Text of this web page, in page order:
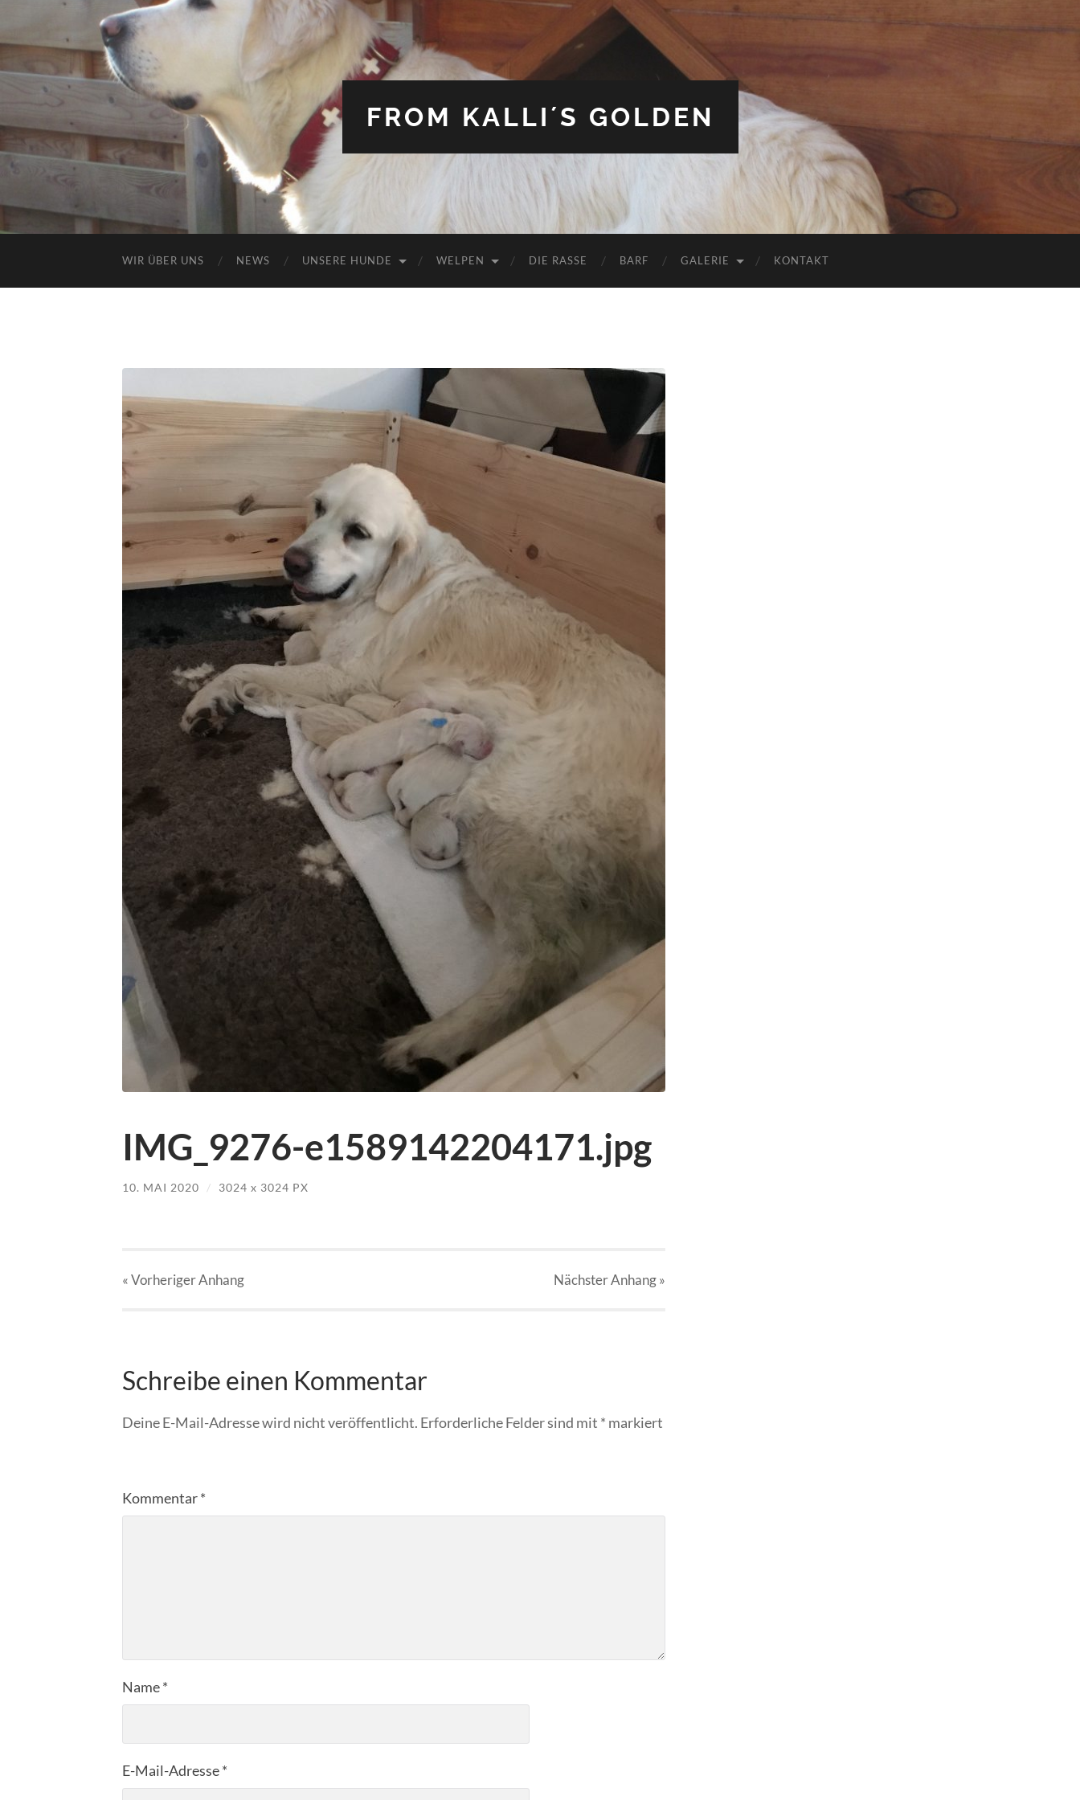
FROM KALLI´S GOLDEN
WIR ÜBER UNS NEWS UNSERE HUNDE WELPEN DIE RASSE BARF GALERIE KONTAKT
IMG_9276-e1589142204171.jpg
10. MAI 2020 / 3024 x 3024 PX
« VorherigerAnhang NächsterAnhang»
Schreibe einen Kommentar
Deine E-Mail-Adresse wird nicht veröffentlicht. Erforderliche Felder sind mit * markiert
Kommentar*
Name*
E-Mail-Adresse*